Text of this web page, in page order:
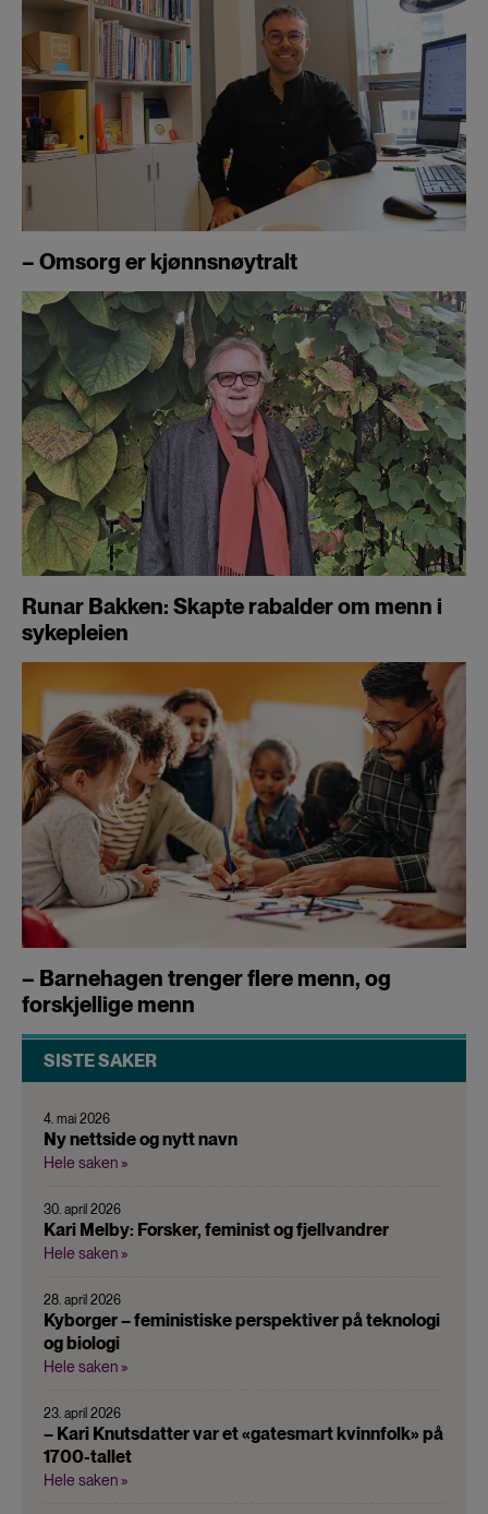
– Omsorg er kjønnsnøytralt
Runar Bakken: Skapte rabalder om menn i
sykepleien
– Barnehagen trenger flere menn, og
forskjellige menn
SISTE SAKER
4. mai 2026
Ny nettside og nytt navn
Hele saken »
30. april 2026
Kari Melby: Forsker, feminist og fjellvandrer
Hele saken »
28. april 2026
Kyborger – feministiske perspektiver på teknologi
og biologi
Hele saken »
23. april 2026
– Kari Knutsdatter var et «gatesmart kvinnfolk» på
1700-tallet
Hele saken »